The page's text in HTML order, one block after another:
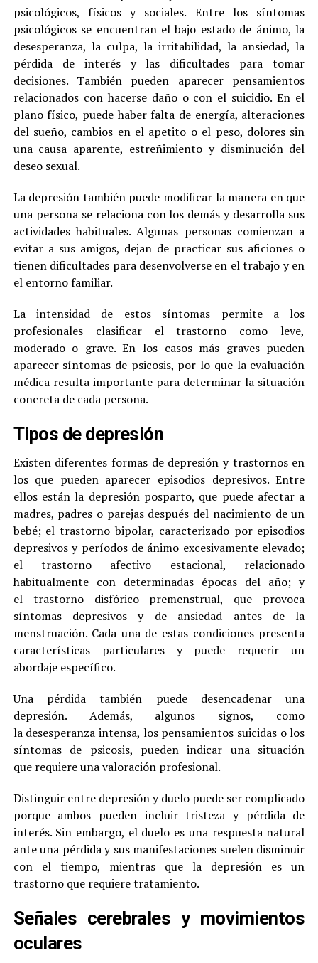
psicológicos, físicos y sociales. Entre los síntomas
psicológicos se encuentran el bajo estado de ánimo, la
desesperanza, la culpa, la irritabilidad, la ansiedad, la
pérdida de interés y las dificultades para tomar
decisiones. También pueden aparecer pensamientos
relacionados con hacerse daño o con el suicidio. En el
plano físico, puede haber falta de energía, alteraciones
del sueño, cambios en el apetito o el peso, dolores sin
una causa aparente, estreñimiento y disminución del
deseo sexual.
La depresión también puede modificar la manera en que
una persona se relaciona con los demás y desarrolla sus
actividades habituales. Algunas personas comienzan a
evitar a sus amigos, dejan de practicar sus aficiones o
tienen dificultades para desenvolverse en el trabajo y en
el entorno familiar.
La intensidad de estos síntomas permite a los
profesionales clasificar el trastorno como leve,
moderado o grave. En los casos más graves pueden
aparecer síntomas de psicosis, por lo que la evaluación
médica resulta importante para determinar la situación
concreta de cada persona.
Tipos de depresión
Existen diferentes formas de depresión y trastornos en
los que pueden aparecer episodios depresivos. Entre
ellos están la depresión posparto, que puede afectar a
madres, padres o parejas después del nacimiento de un
bebé; el trastorno bipolar, caracterizado por episodios
depresivos y períodos de ánimo excesivamente elevado;
el trastorno afectivo estacional, relacionado
habitualmente con determinadas épocas del año; y
el trastorno disfórico premenstrual, que provoca
síntomas depresivos y de ansiedad antes de la
menstruación. Cada una de estas condiciones presenta
características particulares y puede requerir un
abordaje específico.
Una pérdida también puede desencadenar una
depresión. Además, algunos signos, como
la desesperanza intensa, los pensamientos suicidas o los
síntomas de psicosis, pueden indicar una situación
que requiere una valoración profesional.
Distinguir entre depresión y duelo puede ser complicado
porque ambos pueden incluir tristeza y pérdida de
interés. Sin embargo, el duelo es una respuesta natural
ante una pérdida y sus manifestaciones suelen disminuir
con el tiempo, mientras que la depresión es un
trastorno que requiere tratamiento.
Señales cerebrales y movimientos
oculares